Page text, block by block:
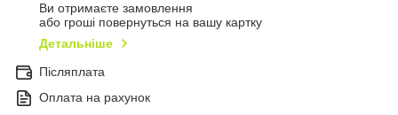
Ви отримаєте замовлення
або гроші повернуться на вашу картку
Детальніше
Післяплата
Оплата на рахунок